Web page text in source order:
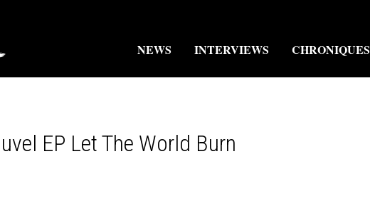
NEWS INTERVIEWS CHRONIQUES
EP Let The World Burn